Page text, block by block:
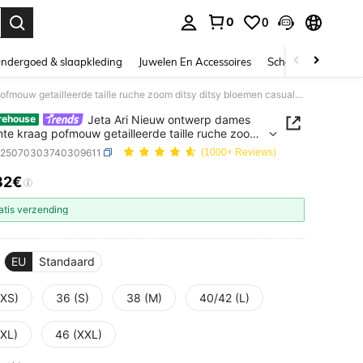
0 0
& slaapkleding Juwelen En Accessoires Schoonheid &
Jeta Ari Nieuw ontwerp dames vierkante kraag pofmouw getailleerde taille ruche zoom ditsy ditsy bloemen casual elegante blouse
Jeta Ari Nieuw ontwerp dames
kraag pofmouw getailleerde taille ruche zoom
bloemen casual elegante blouse
(1000+ Reviews)
AND AVAILABILITY
verzending
EU Standaard
36 (S) 38 (M) 40/42 (L)
46 (XXL)